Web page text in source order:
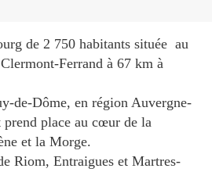
de 2 750 habitants située au
Ferrand à 67 km à
de-Dôme, en région Auvergne-
prend place au cœur de la
et la Morge.
Riom, Entraigues et Martres-